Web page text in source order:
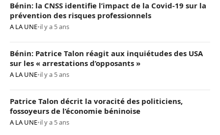
Bénin: la CNSS identifie l’impact de la Covid-19 sur la
prévention des risques professionnels
A LA UNE•il y a 5 ans
Bénin: Patrice Talon réagit aux inquiétudes des USA
sur les « arrestations d’opposants »
A LA UNE•il y a 5 ans
Patrice Talon décrit la voracité des politiciens,
fossoyeurs de l’économie béninoise
A LA UNE•il y a 5 ans